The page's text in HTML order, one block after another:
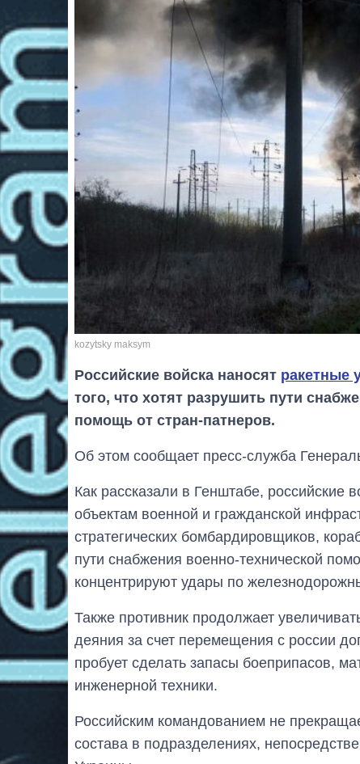
kozytsky maksym
Российские войска наносят ракетные
того, что хотят разрушить пути
помощь от стран-патнеров.
Об этом сообщает пресс-служба
Как рассказали в Генштабе, российские
объектам военной и гражданской
стратегических бомбардировщиков,
пути снабжения военно-технической
концентрируют удары по
Также противник продолжает
деяния за счет перемещения с россии
пробует сделать запасы боеприпасов,
инженерной техники.
Российским командованием не
состава в подразделениях,